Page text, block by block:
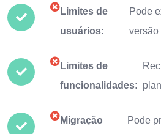
Limites de
usuários:
Pode
versão
Limites de
funcionalidades:
Migração
Pode